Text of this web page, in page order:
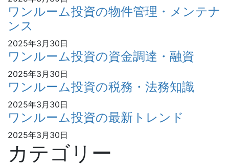
ワンルーム投資の物件管理・メンテナ
ンス
2025年3月30日
ワンルーム投資の資金調達・融資
2025年3月30日
ワンルーム投資の税務・法務知識
2025年3月30日
ワンルーム投資の最新トレンド
2025年3月30日
カテゴリー